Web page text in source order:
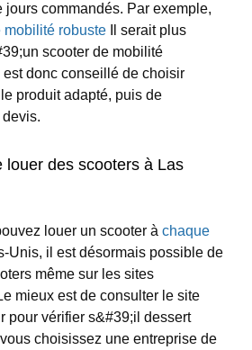
jours commandés. Par exemple,
mobilité robuste
Il serait plus
scooter de mobilité
donc conseillé de choisir
produit adapté, puis de
louer des scooters à Las
louer un scooter à chaque
Unis, il est désormais possible de
même sur les sites
mieux est de consulter le site
pour vérifier s&#39;il dessert
choisissez une entreprise de